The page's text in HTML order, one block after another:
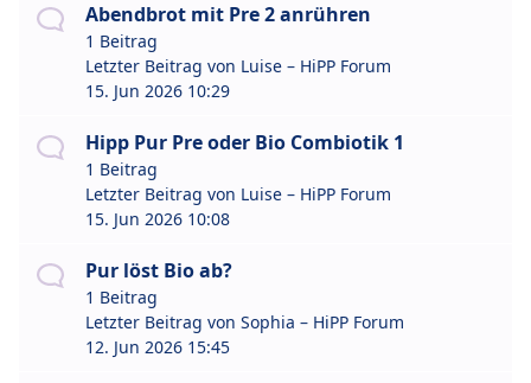
Abendbrot mit Pre 2 anrühren
1 Beitrag
Letzter Beitrag von Luise – HiPP Forum
15. Jun 2026 10:29
Hipp Pur Pre oder Bio Combiotik 1
1 Beitrag
Letzter Beitrag von Luise – HiPP Forum
15. Jun 2026 10:08
Pur löst Bio ab?
1 Beitrag
Letzter Beitrag von Sophia – HiPP Forum
12. Jun 2026 15:45